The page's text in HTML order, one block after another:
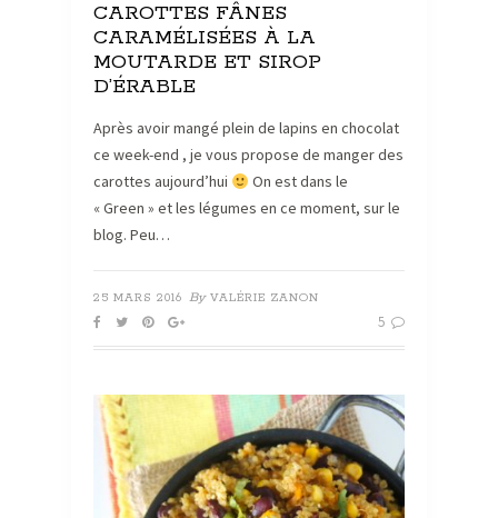
CAROTTES FÂNES
CARAMÉLISÉES À LA
MOUTARDE ET SIROP
D’ÉRABLE
Après avoir mangé plein de lapins en chocolat
ce week-end , je vous propose de manger des
carottes aujourd’hui
On est dans le
« Green » et les légumes en ce moment, sur le
blog. Peu…
25 MARS 2016 By VALÉRIE ZANON
5